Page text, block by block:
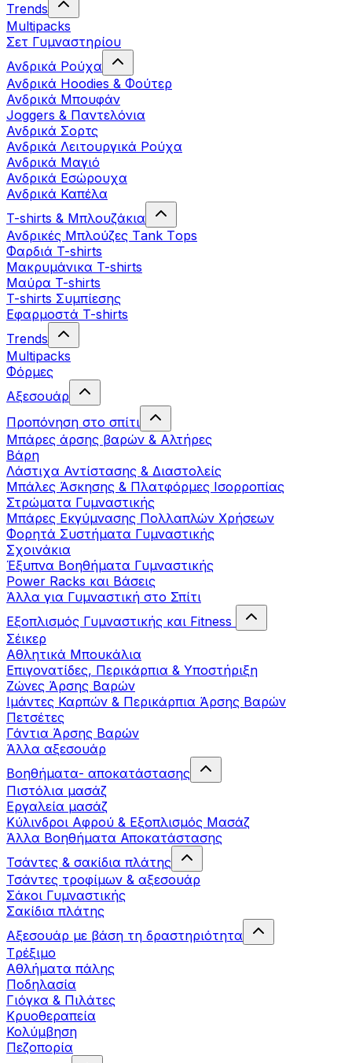
Trends
Multipacks
Σετ Γυμναστηρίου
Ανδρικά Ρούχα
Ανδρικά Hoodies & Φούτερ
Ανδρικά Μπουφάν
Joggers & Παντελόνια
Ανδρικά Σορτς
Ανδρικά Λειτουργικά Ρούχα
Ανδρικά Μαγιό
Ανδρικά Εσώρουχα
Ανδρικά Καπέλα
T-shirts & Μπλουζάκια
Ανδρικές Mπλούζες Τank Τops
Φαρδιά T-shirts
Μακρυμάνικα T-shirts
Μαύρα T-shirts
T-shirts Συμπίεσης
Εφαρμοστά T-shirts
Trends
Multipacks
Φόρμες
Αξεσουάρ
Προπόνηση στο σπίτι
Μπάρες άρσης βαρών & Αλτήρες
Βάρη
Λάστιχα Αντίστασης & Διαστολείς
Μπάλες Άσκησης & Πλατφόρμες Ισορροπίας
Στρώματα Γυμναστικής
Μπάρες Εκγύμνασης Πολλαπλών Χρήσεων
Φορητά Συστήματα Γυμναστικής
Σχοινάκια
Έξυπνα Βοηθήματα Γυμναστικής
Power Racks και Βάσεις
Άλλα για Γυμναστική στο Σπίτι
Εξοπλισμός Γυμναστικής και Fitness
Σέικερ
Αθλητικά Μπουκάλια
Επιγονατίδες, Περικάρπια & Υποστήριξη
Ζώνες Άρσης Βαρών
Ιμάντες Καρπών & Περικάρπια Άρσης Βαρών
Πετσέτες
Γάντια Άρσης Βαρών
Άλλα αξεσουάρ
Βοηθήματα- αποκατάστασης
Πιστόλια μασάζ
Εργαλεία μασάζ
Κύλινδροι Αφρού & Εξοπλισμός Μασάζ
Άλλα Βοηθήματα Αποκατάστασης
Τσάντες & σακίδια πλάτης
Τσάντες τροφίμων & αξεσουάρ
Σάκοι Γυμναστικής
Σακίδια πλάτης
Αξεσουάρ με βάση τη δραστηριότητα
Tρέξιμο
Αθλήματα πάλης
Ποδηλασία
Γιόγκα & Πιλάτες
Κρυοθεραπεία
Κολύμβηση
Πεζοπορία